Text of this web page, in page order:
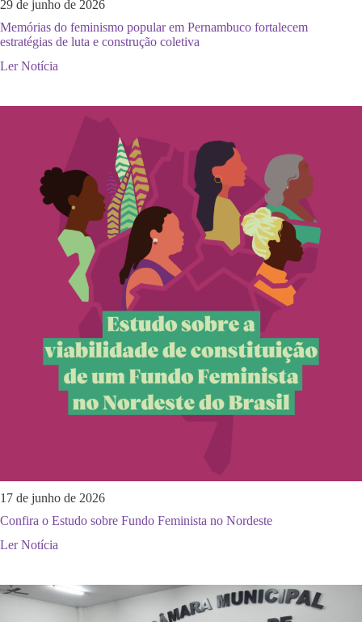
29 de junho de 2026
Memórias do feminismo popular em Pernambuco fortalecem
estratégias de luta e construção coletiva
Ler Notícia
17 de junho de 2026
Confira o Estudo sobre Fundo Feminista no Nordeste
Ler Notícia